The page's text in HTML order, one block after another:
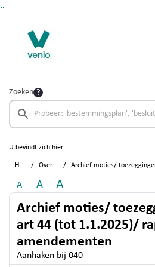
Zoeken
U bevindt zich hier:
Home Overzichten Archief moties/ toezeggingen/ art 35/ art 44 (tot
A A A
Archief moties/
art 44 (tot 1.1.2025)/
amendementen
Aanhaken bij 040